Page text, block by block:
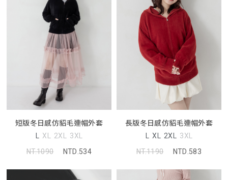
短版冬日感仿貂毛連帽外套
L XL 2XL 3XL
NT.1090
NTD.534
長版冬日感仿貂毛連帽外套
L XL 2XL 3XL
NT.1190
NTD.583